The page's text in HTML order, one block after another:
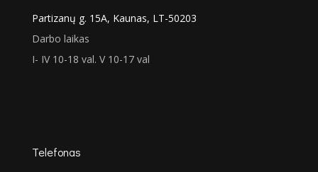
Partizanų g. 15A, Kaunas, LT-50203
Darbo laikas
I- IV 10-18 val. V 10-17 val
Telefonas